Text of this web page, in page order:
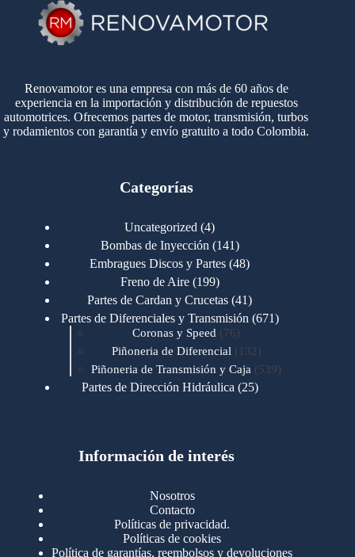
Renovamotor es una empresa con más de 60 años de
experiencia en la importación y distribución de repuestos
automotrices. Ofrecemos partes de motor, transmisión, turbos
y rodamientos con garantía y envío gratuito a todo Colombia.
Categorías
Uncategorized 44
productos
Bombas de Inyección 141141
productos
Embragues Discos y Partes 4848
Freno de Aire 199199
productos
Partes de Cardan y Crucetas 4141
productos
Partes de Diferenciales y Transmisión 671671
Coronas y Speed 7676
productos
Piñoneria de Diferencial 132 132
productos
Piñoneria de Transmisión y Caja 539539
Partes de Dirección Hidráulica 2525
Motores Cummins 723
Cummins B/C 855
Cummins ISF
Cummins ISM
productos
Cummins ISX 100100
Información de interés
Nosotros
Contacto
Políticas de privacidad.
Políticas de cookies
Política de garantías, reembolsos y devoluciones